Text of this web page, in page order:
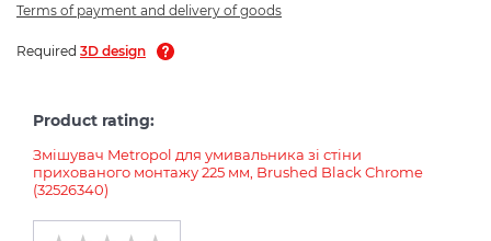
Terms of payment and delivery of goods
Required 3D design
Product rating:
Змішувач Metropol для умивальника зі стіни
прихованого монтажу 225 мм, Brushed Black Chrome
(32526340)